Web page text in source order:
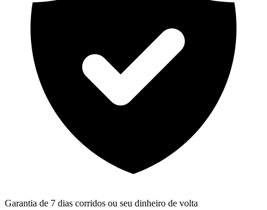
Garantia de 7 dias corridos ou seu dinheiro de volta